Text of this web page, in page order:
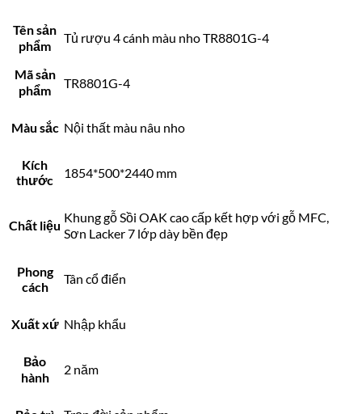
Tên sản
phẩm
Tủ rượu 4 cánh màu nho TR8801G-4
Mã sản
phẩm
TR8801G-4
Màu sắc Nội thất màu nâu nho
Kích
thước
1854*500*2440 mm
Chất liệu
Khung gỗ Sồi OAK cao cấp kết hợp với gỗ MFC,
Sơn Lacker 7 lớp dày bền đẹp
Phong
cách
Tân cổ điển
Xuất xứ Nhập khẩu
Bảo
hành
2 năm